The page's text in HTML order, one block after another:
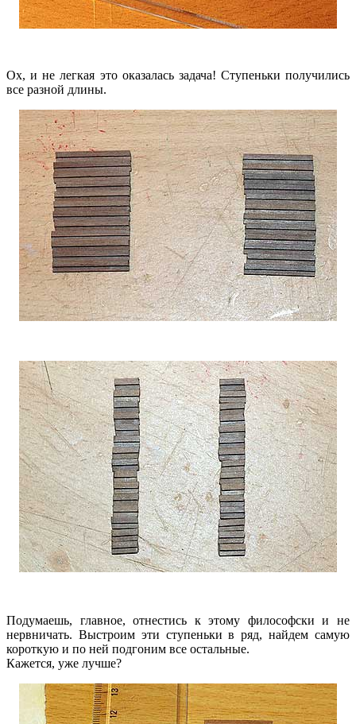
Ох, и не легкая это оказалась задача! Ступеньки получились
все разной длины.
Подумаешь, главное, отнестись к этому философски и не
нервничать. Выстроим эти ступеньки в ряд, найдем самую
короткую и по ней подгоним все остальные.
Кажется, уже лучше?